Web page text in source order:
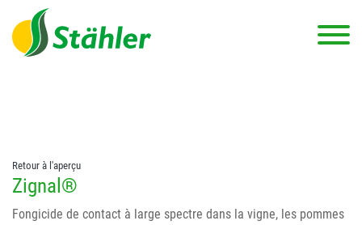
string(78) "Test 12 {FONT:12} // Dosierungen: test 123 dfasdf
asdfW134 245 34" string(62) "Test 12 {FONT:12} Dosierungen: test
123 dfasdf asdfW134 245 34"
Retour à l'aperçu
Zignal®
Fongicide de contact à large spectre dans la vigne, les pommes